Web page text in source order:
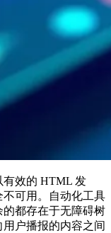
有效的 HTML 发
可用。自动化工具
都存在于无障碍树
户播报的内容之间